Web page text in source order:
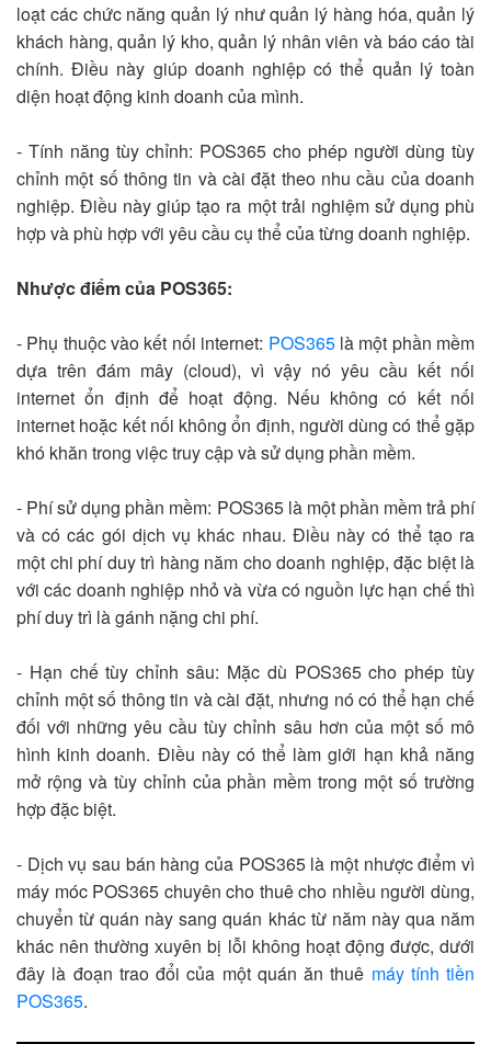
loạt các chức năng quản lý như quản lý hàng hóa, quản lý
khách hàng, quản lý kho, quản lý nhân viên và báo cáo tài
chính. Điều này giúp doanh nghiệp có thể quản lý toàn
diện hoạt động kinh doanh của mình.
- Tính năng tùy chỉnh: POS365 cho phép người dùng tùy
chỉnh một số thông tin và cài đặt theo nhu cầu của doanh
nghiệp. Điều này giúp tạo ra một trải nghiệm sử dụng phù
hợp và phù hợp với yêu cầu cụ thể của từng doanh nghiệp.
Nhược điểm của POS365:
- Phụ thuộc vào kết nối internet: POS365là một phần mềm
dựa trên đám mây (cloud), vì vậy nó yêu cầu kết nối
internet ổn định để hoạt động. Nếu không có kết nối
internet hoặc kết nối không ổn định, người dùng có thể gặp
khó khăn trong việc truy cập và sử dụng phần mềm.
- Phí sử dụng phần mềm: POS365 là một phần mềm trả phí
và có các gói dịch vụ khác nhau. Điều này có thể tạo ra
một chi phí duy trì hàng năm cho doanh nghiệp, đặc biệt là
với các doanh nghiệp nhỏ và vừa có nguồn lực hạn chế thì
phí duy trì là gánh nặng chi phí.
- Hạn chế tùy chỉnh sâu: Mặc dù POS365 cho phép tùy
chỉnh một số thông tin và cài đặt, nhưng nó có thể hạn chế
đối với những yêu cầu tùy chỉnh sâu hơn của một số mô
hình kinh doanh. Điều này có thể làm giới hạn khả năng
mở rộng và tùy chỉnh của phần mềm trong một số trường
hợp đặc biệt.
- Dịch vụ sau bán hàng của POS365 là một nhược điểm vì
máy móc POS365 chuyên cho thuê cho nhiều người dùng,
chuyển từ quán này sang quán khác từ năm này qua năm
khác nên thường xuyên bị lỗi không hoạt động được, dưới
đây là đoạn trao đổi của một quán ăn thuê máy tính tiền
POS365.